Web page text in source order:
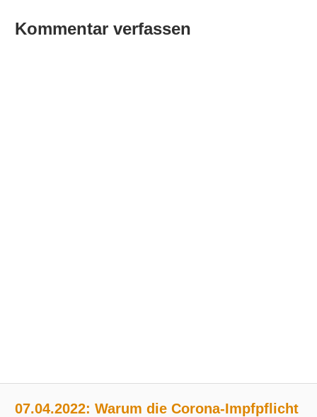
Kommentar verfassen
07.04.2022: Warum die Corona-Impfpflicht